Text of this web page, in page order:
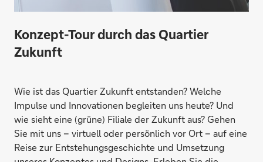
Konzept-Tour durch das Quartier
Zukunft
Wie ist das Quartier Zukunft entstanden? Welche
Impulse und Innovationen begleiten uns heute? Und
wie sieht eine (grüne) Filiale der Zukunft aus? Gehen
Sie mit uns – virtuell oder persönlich vor Ort – auf eine
Reise zur Entstehungsgeschichte und Umsetzung